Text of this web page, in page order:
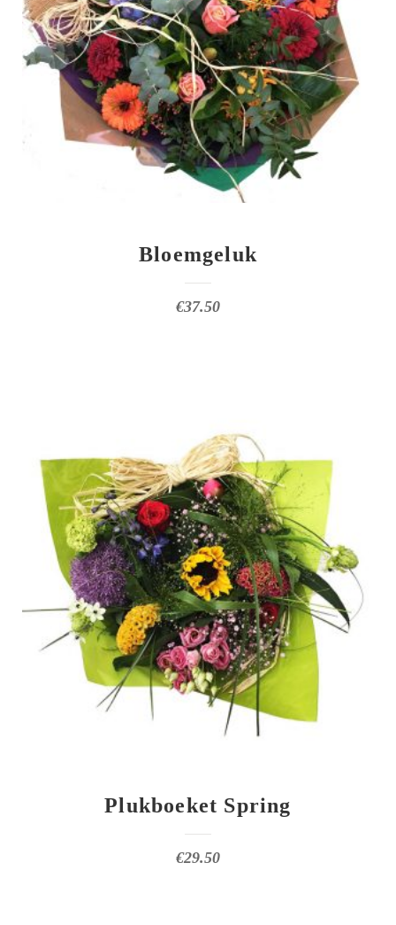
Bloemgeluk
€37.50
Plukboeket Spring
€29.50